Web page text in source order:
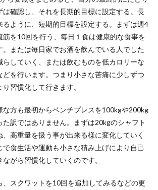
は確認し、それを長期的目標に設定する。長
るように、短期的目標を設定する。まずは週4
筋を10回を行う、毎日１食は健康的な食事を
。または毎日家でお酒を飲んでいる人でした
らしていく、または飲むものを低カロリーな
どを行います。つまり小さな苦痛に少しずつ
習慣化して行きます。
な方も最初からベンチプレスを100kgや200kg
訳ではありません。まずは20kgのシャフト
高重量を扱う事が出来る様に変化していく
で食生活や運動も小さな積み上げにより自己
がら習慣化していくのです。
、スクワットを10回を追加してみるなどの更